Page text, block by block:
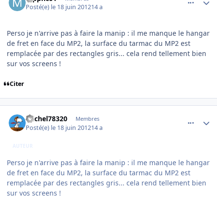
Posté(e) le 18 juin 201214 a
Perso je n'arrive pas à faire la manip : il me manque le hangar
de fret en face du MP2, la surface du tarmac du MP2 est
remplacée par des rectangles gris... cela rend tellement bien
sur vos screens !
Citer
michel78320 Membres
Posté(e) le 18 juin 201214 a
AUTEUR
Perso je n'arrive pas à faire la manip : il me manque le hangar
de fret en face du MP2, la surface du tarmac du MP2 est
remplacée par des rectangles gris... cela rend tellement bien
sur vos screens !